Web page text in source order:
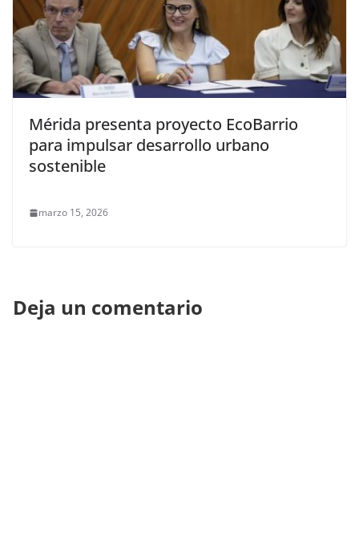
Mérida presenta proyecto EcoBarrio
para impulsar desarrollo urbano
sostenible
marzo 15, 2026
Deja un comentario